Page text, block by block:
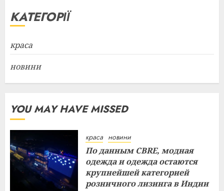
КАТЕГОРІЇ
краса
новини
YOU MAY HAVE MISSED
краса новини
По данным CBRE, модная
одежда и одежда остаются
крупнейшей категорией
розничного лизинга в Индии